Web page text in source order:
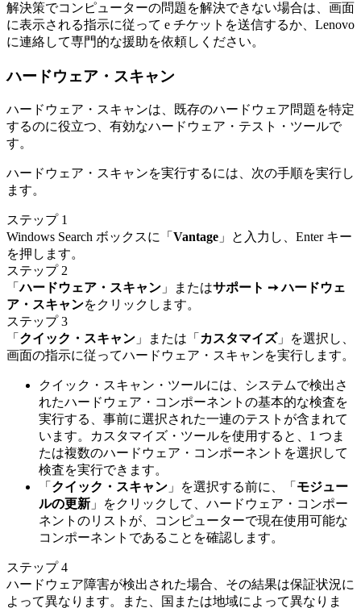
解決策でコンピューターの問題を解決できない場合は、画面
に表示される指示に従って e チケットを送信するか、Lenovo
に連絡して専門的な援助を依頼しください。
ハードウェア・スキャン
ハードウェア・スキャンは、既存のハードウェア問題を特定
するのに役立つ、有効なハードウェア・テスト・ツールで
す。
ハードウェア・スキャンを実行するには、次の手順を実行し
ます。
ステップ 1
Windows Search ボックスに「 Vantage 」と入力し、Enter キー
を押します。
ステップ 2
「ハードウェア・スキャン 」またはサポート ➙ ハードウェ
ア・スキャンをクリックします。
ステップ 3
「 クイック・スキャン 」または「 カスタマイズ 」を選択し、
画面の指示に従ってハードウェア・スキャンを実行します。
クイック・スキャン・ツールには、システムで検出さ
れたハードウェア・コンポーネントの基本的な検査を
実行する、事前に選択された一連のテストが含まれて
います。カスタマイズ・ツールを使用すると、1 つま
たは複数のハードウェア・コンポーネントを選択して
検査を実行できます。
「 クイック・スキャン 」を選択する前に、「 モジュー
ルの更新 」をクリックして、ハードウェア・コンポー
ネントのリストが、コンピューターで現在使用可能な
コンポーネントであることを確認します。
ステップ 4
ハードウェア障害が検出された場合、その結果は保証状況に
よって異なります。また、国または地域によって異なりま